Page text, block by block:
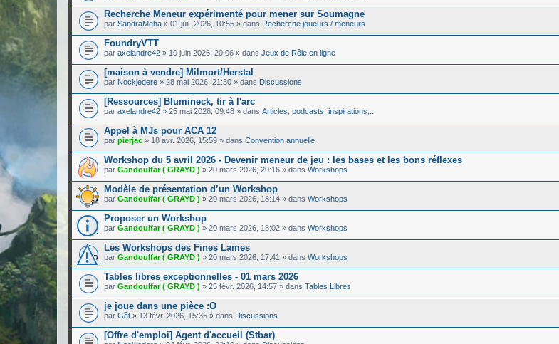
Recherche Meneur expérimenté pour mener sur Soumagne
par SandraMeha » 01 juil. 2026, 10:55 » dans Recherche joueurs / meneurs
FoundryVTT
par axelandre42 » 10 juin 2026, 20:06 » dans Jeux de Rôle en ligne
[maison à vendre] Milmort/Herstal
par Nockjedere » 28 mai 2026, 21:30 » dans Discussions
[Ressources] Blumineck, tir à l'arc
par axelandre42 » 25 mai 2026, 09:48 » dans Articles, podcasts, inspirations,...
Appel à MJs pour ACA 12
par pierjac » 18 avr. 2026, 15:59 » dans Convention annuelle
Workshop du 5 avril 2026 - Devenir meneur de jeu : les bases et les bons réflexes
par Gandoulfar ( GRAYD ) » 20 mars 2026, 20:16 » dans Workshops
Modèle de présentation d’un Workshop
par Gandoulfar ( GRAYD ) » 20 mars 2026, 18:14 » dans Workshops
Proposer un Workshop
par Gandoulfar ( GRAYD ) » 20 mars 2026, 18:02 » dans Workshops
Les Workshops des Fines Lames
par Gandoulfar ( GRAYD ) » 20 mars 2026, 17:41 » dans Workshops
Tables libres exceptionnelles - 01 mars 2026
par Gandoulfar ( GRAYD ) » 25 févr. 2026, 14:57 » dans Tables Libres
je joue dans une pièce :O
par Gât » 13 févr. 2026, 15:35 » dans Discussions
[Offre d'emploi] Agent d'accueil (Stbar)